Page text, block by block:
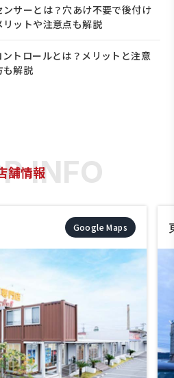
ンサーとは？穴あけ不要で後付け
リットや注意点も解説
ントロールとは？メリットと注意
も解説
舗情報
Google Maps 東岡